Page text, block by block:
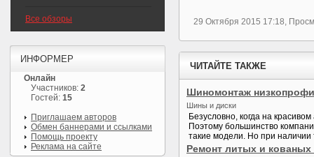
29 Октября 2015 17:18,
ЧИТАЙТЕ ТАКЖЕ
Шиномонтаж
Шины и диски
Безусловно, когда на
Поэтому большинство
такие модели. Но при
Ремонт литых и
Все обзоры
ИНФОРМЕР
Онлайн
Участников: 2
Гостей: 15
Приглашаем авторов
Обмен баннерами и ссылками
Помощь проекту
Реклама на сайте